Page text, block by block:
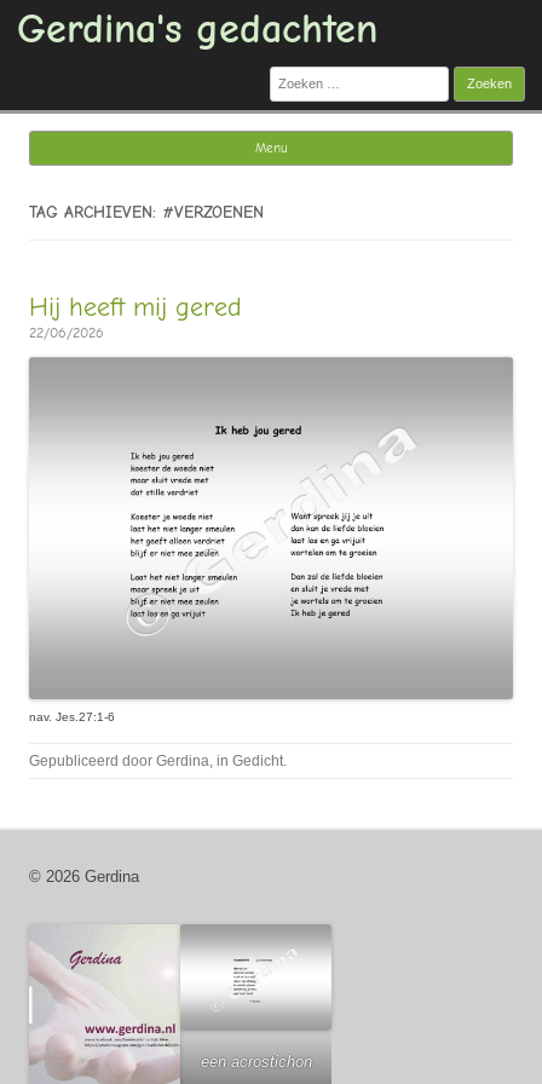
Gerdina's gedachten
Zoeken
naar:
Menu
TAG ARCHIEVEN: #VERZOENEN
Hij heeft mij gered
22/06/2026
nav. Jes.27:1-6
Gepubliceerd door Gerdina, in Gedicht.
© 2026 Gerdina
een acrostichon